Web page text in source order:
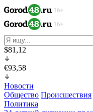
$81,12
€93,58
Новости
Общество Происшествия
Политика